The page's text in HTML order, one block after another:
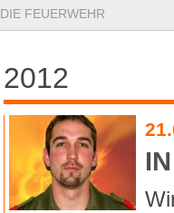
DIE FEUERWEHR
2012